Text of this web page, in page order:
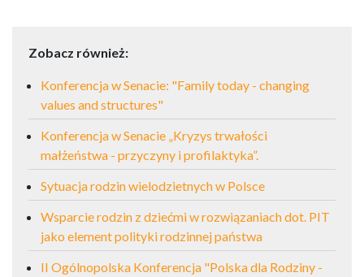
Zobacz również:
Konferencja w Senacie: "Family today - changing
values and structures"
Konferencja w Senacie „Kryzys trwałości
małżeństwa - przyczyny i profilaktyka”.
Sytuacja rodzin wielodzietnych w Polsce
Wsparcie rodzin z dziećmi w rozwiązaniach dot. PIT
jako element polityki rodzinnej państwa
II Ogólnopolska Konferencja "Polska dla Rodziny -